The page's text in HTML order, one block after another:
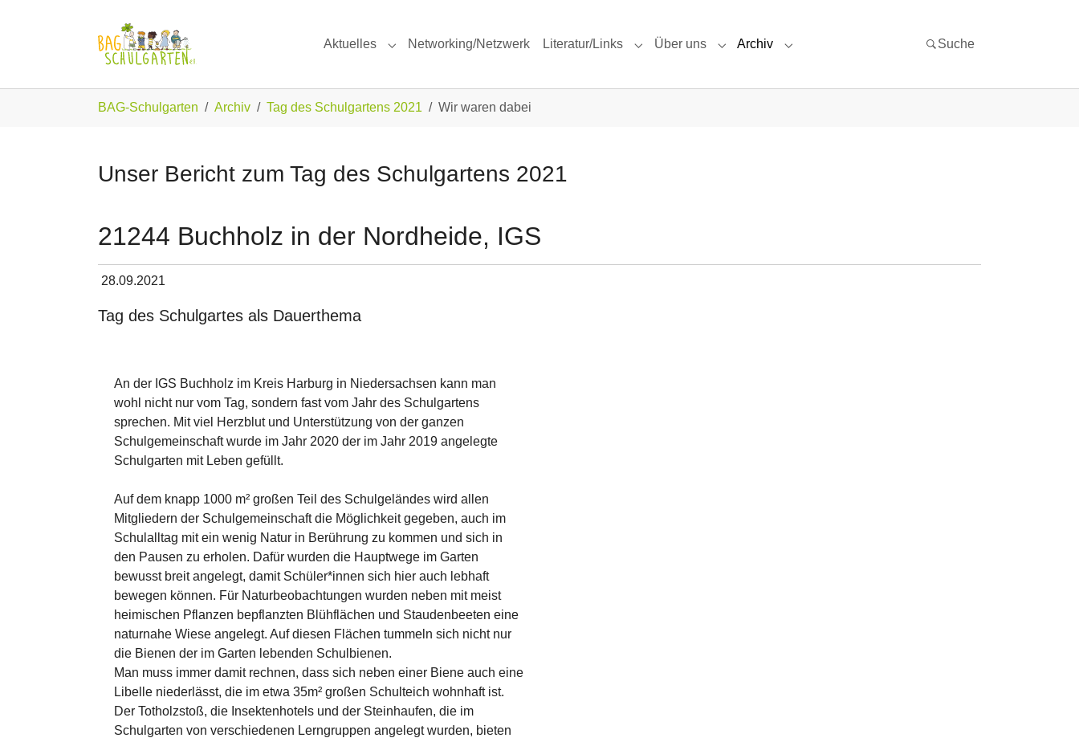
Aktuelles
Submenu for "Aktuelles"
Networking/Netzwerk Literatur/Links
Submenu for "Literatur/Links"
Über uns
Submenu for "Über uns"
Archiv
Submenu for "Archiv"
Suche
BAG-Schulgarten Archiv Tag des Schulgartens 2021 Wir waren dabei
Unser Bericht zum Tag des Schulgartens 2021
21244 Buchholz in der Nordheide, IGS
28.09.2021
Tag des Schulgartes als Dauerthema
An der IGS Buchholz im Kreis Harburg in Niedersachsen kann man
wohl nicht nur vom Tag, sondern fast vom Jahr des Schulgartens
sprechen. Mit viel Herzblut und Unterstützung von der ganzen
Schulgemeinschaft wurde im Jahr 2020 der im Jahr 2019 angelegte
Schulgarten mit Leben gefüllt.
Auf dem knapp 1000 m² großen Teil des Schulgeländes wird allen
Mitgliedern der Schulgemeinschaft die Möglichkeit gegeben, auch im
Schulalltag mit ein wenig Natur in Berührung zu kommen und sich in
den Pausen zu erholen. Dafür wurden die Hauptwege im Garten
bewusst breit angelegt, damit Schüler*innen sich hier auch lebhaft
bewegen können. Für Naturbeobachtungen wurden neben mit meist
heimischen Pflanzen bepflanzten Blühflächen und Staudenbeeten eine
naturnahe Wiese angelegt. Auf diesen Flächen tummeln sich nicht nur
die Bienen der im Garten lebenden Schulbienen.
Man muss immer damit rechnen, dass sich neben einer Biene auch eine
Libelle niederlässt, die im etwa 35m² großen Schulteich wohnhaft ist.
Der Totholzstoß, die Insektenhotels und der Steinhaufen, die im
Schulgarten von verschiedenen Lerngruppen angelegt wurden, bieten